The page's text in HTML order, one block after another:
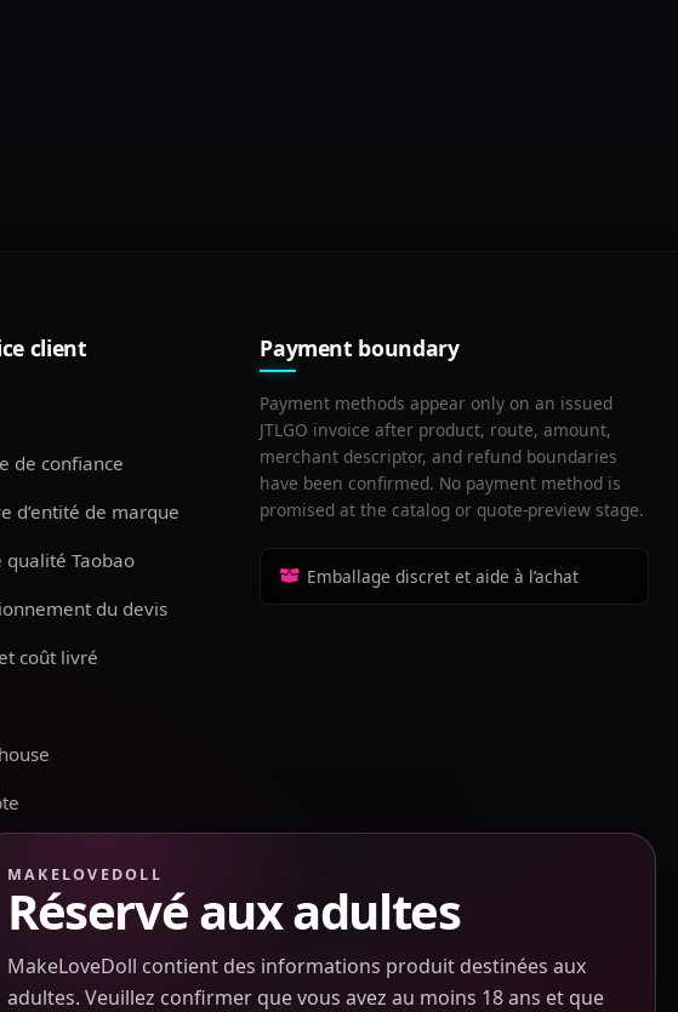
client
de confiance
d’entité de marque
qualité Taobao
du devis
coût livré
sensibles
& Retours
de confidentialité
générales
Payment boundary
Payment methods appear only on an issued
JTLGO invoice after product, route, amount,
merchant descriptor, and refund boundaries
have been confirmed. No payment method is
promised at the catalog or quote-preview stage.
Emballage discret et aide à l’achat
MAKELOVEDOLL
Réservé aux adultes
MakeLoveDoll contient des informations produit destinées aux
adultes. Veuillez confirmer que vous avez au moins 18 ans et que